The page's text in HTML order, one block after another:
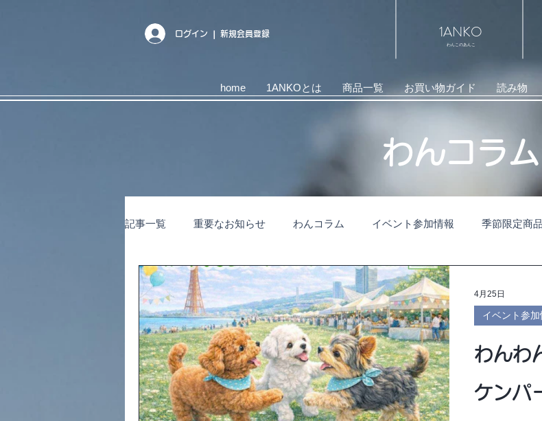
ログイン ❘ 新規会員登録 1ANKO
わんこのあんこ
home 1ANKOとは 商品一覧 お買い物ガイド 読み物
​わんコラム
記事一覧 重要なお知らせ わんコラム イベント参加情報 季節限定商
キャンペーン
わんわ
ケンパ
イベント参加
4月25日